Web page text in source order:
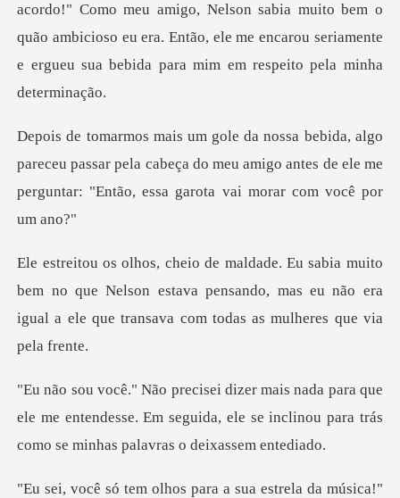
o, Nelson sabia muito bem o
quão ambicioso eu era. Então, ele me encarou s
eceu passar pela cabeça do meu amigo antes de ele me
perg
em no que Nelson estava pensando, mas eu não era
igual a e
que
ele me entendesse. Em seguida, ele se inclinou pa
a estrela da música!"